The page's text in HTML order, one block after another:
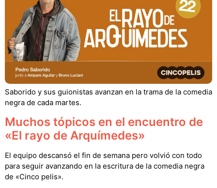
Saborido y sus guionistas avanzan en la trama de la comedia
negra de cada martes.
Muchos tópicos en el encuentro de
«El rayo de Arquímedes»
El equipo descansó el fin de semana pero volvió con todo
para seguir avanzando en la escritura de la comedia negra
de «Cinco pelis».